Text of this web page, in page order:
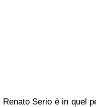
Renato Serio è in quel